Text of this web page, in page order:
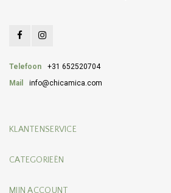
Telefoon
+31 652520704
Mail
info@chicamica.com
KLANTENSERVICE
CATEGORIEËN
MIJN ACCOUNT